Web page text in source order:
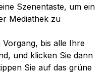
Szenentaste, um ein
Mediathek zu
Vorgang, bis alle Ihre
und klicken Sie dann
Sie auf das grüne